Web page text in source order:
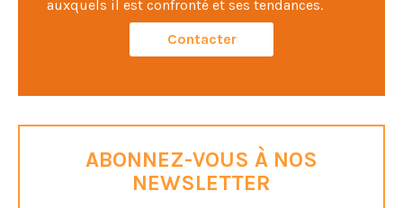
auxquels il est confronté et ses tendances.
Contacter
ABONNEZ-VOUS À NOS
NEWSLETTER